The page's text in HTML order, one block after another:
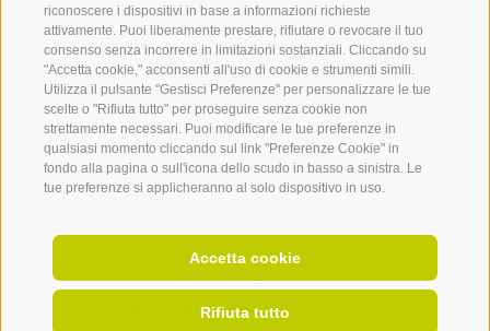
riconoscere i dispositivi in base a informazioni richieste
attivamente. Puoi liberamente prestare, rifiutare o revocare il tuo
consenso senza incorrere in limitazioni sostanziali. Cliccando su
"Accetta cookie," acconsenti all'uso di cookie e strumenti simili.
Utilizza il pulsante "Gestisci Preferenze" per personalizzare le tue
scelte o "Rifiuta tutto" per proseguire senza cookie non
strettamente necessari. Puoi modificare le tue preferenze in
qualsiasi momento cliccando sul link "Preferenze Cookie" in
fondo alla pagina o sull'icona dello scudo in basso a sinistra. Le
tue preferenze si applicheranno al solo dispositivo in uso.
Accetta cookie
Rifiuta tutto
SCRIVICI
DOVE SIAMO
Indirizzo di fatturazione:
Piazza della Parrocchia, 11,I-
Part. IVA: IT 02521490215 |